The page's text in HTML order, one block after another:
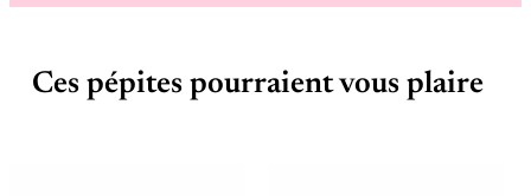
Ces pépites pourraient vous plaire